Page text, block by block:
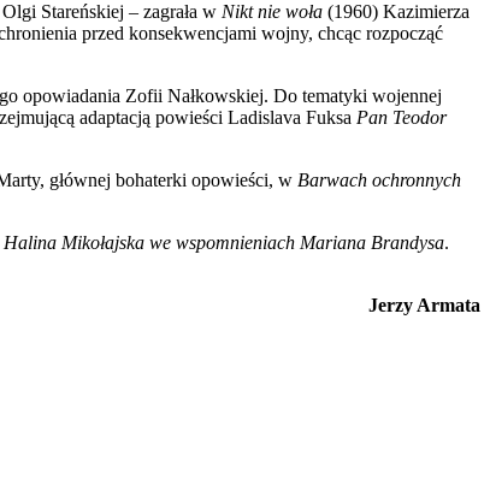
Stareńskiej – zagrała w Nikt nie woła (1960) Kazimierza
przed konsekwencjami wojny, chcąc rozpocząć
opowiadania Zofii Nałkowskiej. Do tematyki wojennej
adaptacją powieści Ladislava Fuksa Pan Teodor
głównej bohaterki opowieści, w Barwach ochronnych
Halina Mikołajska we wspomnieniach Mariana Brandysa.
Jerzy Armata